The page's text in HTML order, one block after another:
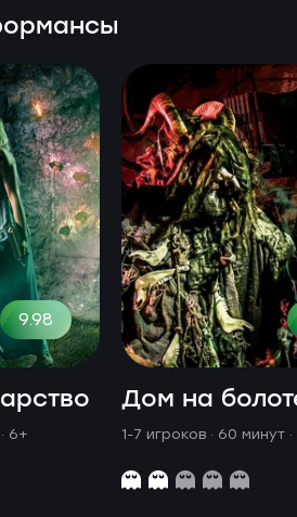
9.98
· 6+
Дом на
1-7 игроков · 60 минут